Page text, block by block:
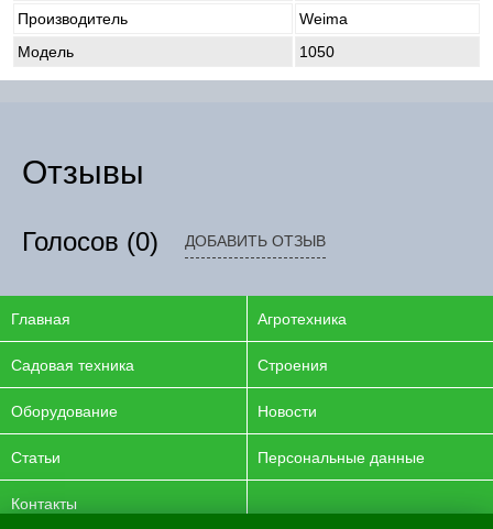
Производитель
Weima
Модель
1050
Отзывы
Голосов (0) ДОБАВИТЬ ОТЗЫВ
Главная Агротехника
Садовая техника Строения
Оборудование Новости
Статьи Персональные данные
Контакты